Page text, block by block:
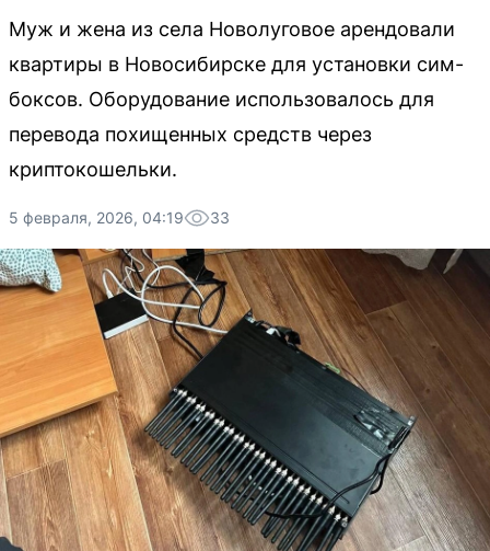
Муж и жена из села Новолуговое арендовали
квартиры в Новосибирске для установки сим-
боксов. Оборудование использовалось для
перевода похищенных средств через
криптокошельки.
5 февраля, 2026, 04:19 33